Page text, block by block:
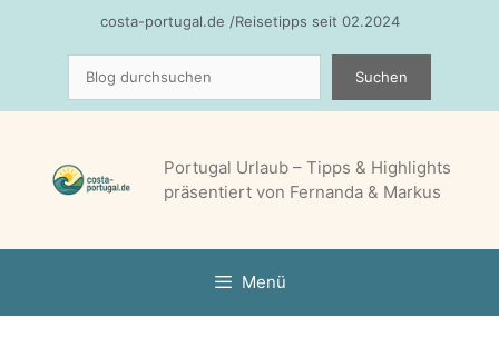
costa-portugal.de /Reisetipps seit 02.2024
Suchen
Portugal Urlaub – Tipps & Highlights
präsentiert von Fernanda & Markus
Menü